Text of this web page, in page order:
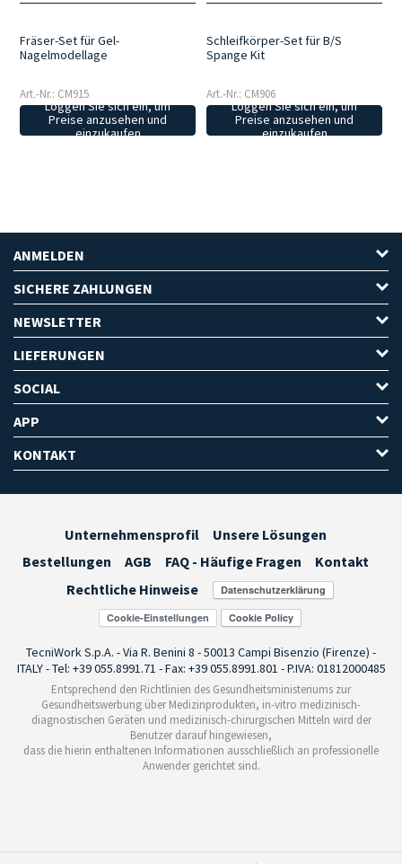
Fräser-Set für Gel-
Nagelmodellage
Art.-Nr.: CM915
Loggen Sie sich ein, um
Preise anzusehen und
einzukaufen
Schleifkörper-Set für B/S
Spange Kit
Art.-Nr.: CM906
Loggen Sie sich ein, um
Preise anzusehen und
einzukaufen
ANMELDEN
SICHERE ZAHLUNGEN
NEWSLETTER
LIEFERUNGEN
SOCIAL
APP
KONTAKT
Unternehmensprofil
Unsere Lösungen
Bestellungen
AGB FAQ - Häufige Fragen
Kontakt
Rechtliche Hinweise
Cookie-Einstellungen
TecniWork S.p.A. - Via R. Benini 8 - 50013 Campi Bisenzio (Firenze) -
ITALY - Tel: +39 055.8991.71 - Fax: +39 055.8991.801 - P.IVA: 01812000485
Entsprechend den Richtlinien des Gesundheitsministeriums zur
Gesundheitswerbung über Medizinprodukten, in-vitro medizinisch-
diagnostischen Geräten und medizinisch-chirurgischen Mitteln wird der
Benutzer darauf hingewiesen,
dass die hierin enthaltenen Informationen ausschließlich an professionelle
Anwender gerichtet sind.